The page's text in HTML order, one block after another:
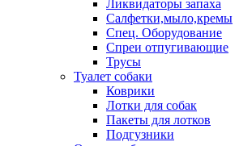
Ликвидаторы запаха
Салфетки,мыло,кремы
Спец. Оборудование
Спреи отпугивающие
Трусы
Туалет собаки
Коврики
Лотки для собак
Пакеты для лотков
Подгузники